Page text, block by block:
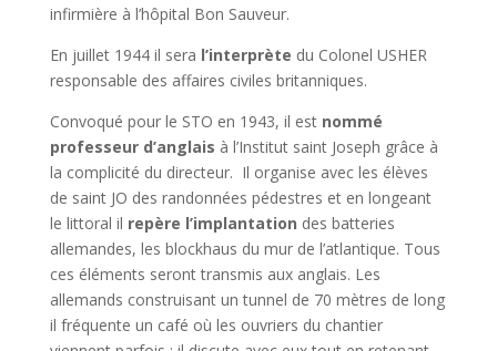
infirmière à l’hôpital Bon Sauveur.
En juillet 1944 il sera l’interprète du Colonel USHER
responsable des affaires civiles britanniques.
Convoqué pour le STO en 1943, il est nommé
professeur d’anglais à l’Institut saint Joseph grâce à
la complicité du directeur. Il organise avec les élèves
de saint JO des randonnées pédestres et en longeant
le littoral il repère l’implantation des batteries
allemandes, les blockhaus du mur de l’atlantique. Tous
ces éléments seront transmis aux anglais. Les
allemands construisant un tunnel de 70 mètres de long
il fréquente un café où les ouvriers du chantier